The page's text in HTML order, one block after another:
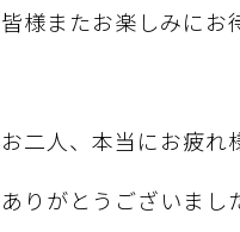
皆様またお楽しみにお
お二人、本当にお疲れ
ありがとうございま